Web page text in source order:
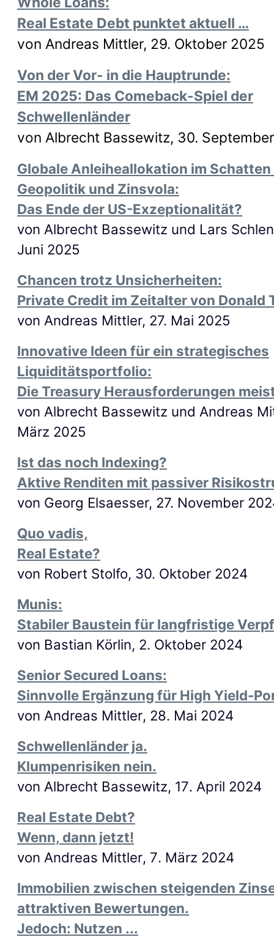
Real Estate Debt punktet aktuell …
von Andreas Mittler, 29. Oktober 2025
Von der Vor- in die Hauptrunde:
EM 2025: Das Comeback-Spiel der
Schwellenländer
von Albrecht Bassewitz, 30.
Globale Anleiheallokation im
Geopolitik und Zinsvola:
Das Ende der US-Exzeptionalität?
von Albrecht Bassewitz und Lars
Juni 2025
Chancen trotz Unsicherheiten:
Private Credit im Zeitalter von Donald
von Andreas Mittler, 27. Mai 2025
Innovative Ideen für ein strategisches
Liquiditätsportfolio:
Die Treasury Herausforderungen
von Albrecht Bassewitz und Andreas
März 2025
Ist das noch Indexing?
Aktive Renditen mit passiver
von Georg Elsaesser, 27. November
Quo vadis,
Real Estate?
von Robert Stolfo, 30. Oktober 2024
Munis:
Stabiler Baustein für langfristige
von Bastian Körlin, 2. Oktober 2024
Senior Secured Loans:
Sinnvolle Ergänzung für High Yield-
von Andreas Mittler, 28. Mai 2024
Schwellenländer ja.
Klumpenrisiken nein.
von Albrecht Bassewitz, 17. April 2024
Real Estate Debt?
Wenn, dann jetzt!
von Andreas Mittler, 7. März 2024
Immobilien zwischen steigenden
attraktiven Bewertungen.
Jedoch: Nutzen ...